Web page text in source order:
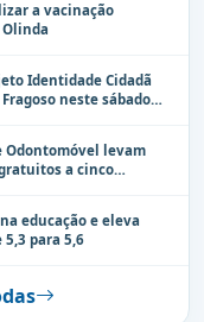
a vacinação
Identidade Cidadã
neste sábado
Odontomóvel levam
a cinco
educação e eleva
5,3 para 5,6